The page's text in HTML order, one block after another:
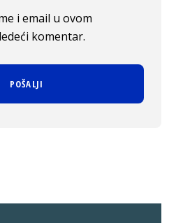
i email u ovom
komentar.